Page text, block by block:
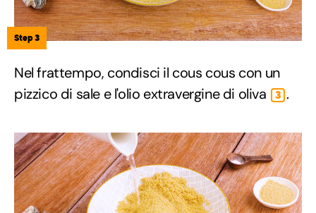
Step 3
Nel frattempo, condisci il cous cous con un
pizzico di sale e l'olio extravergine di oliva
3 .